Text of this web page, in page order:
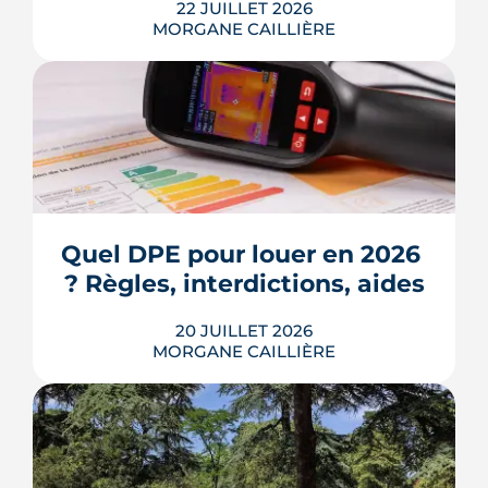
22 JUILLET 2026
MORGANE CAILLIÈRE
Écoles, base de loisirs, transports,
projets urbains et prix au m2 : le guide
3e ville de Haute-Garonne.
LIRE L'ARTICLE
Quel DPE pour louer en 2026
? Règles, interdictions, aides
20 JUILLET 2026
MORGANE CAILLIÈRE
En 2026, un logement doit être classé
au moins F au DPE pour être loué en